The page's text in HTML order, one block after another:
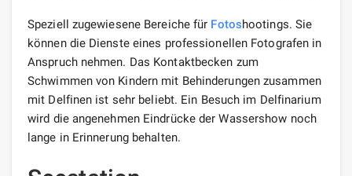
Speziell zugewiesene Bereiche für Fotoshootings. Sie
können die Dienste eines professionellen Fotografen in
Anspruch nehmen. Das Kontaktbecken zum
Schwimmen von Kindern mit Behinderungen zusammen
mit Delfinen ist sehr beliebt. Ein Besuch im Delfinarium
wird die angenehmen Eindrücke der Wassershow noch
lange in Erinnerung behalten.